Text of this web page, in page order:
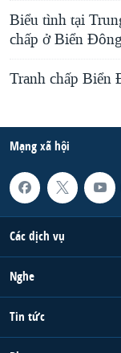
Biểu tình tại
chấp ở Biển Đông
Tranh chấp Biển
Mạng xã hội
Các dịch vụ
Nghe
Tin tức